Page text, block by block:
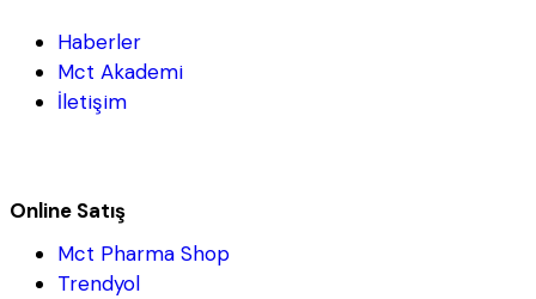
Haberler
Mct Akademi
İletişim
Online Satış
Mct Pharma Shop
Trendyol